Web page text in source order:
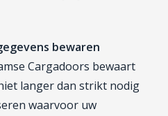
bewaren
Cargadoors bewaart
langer dan strikt nodig
waarvoor uw